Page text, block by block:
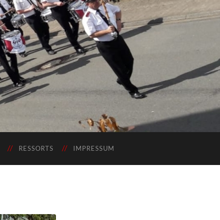
RESSORTS IMPRESSUM